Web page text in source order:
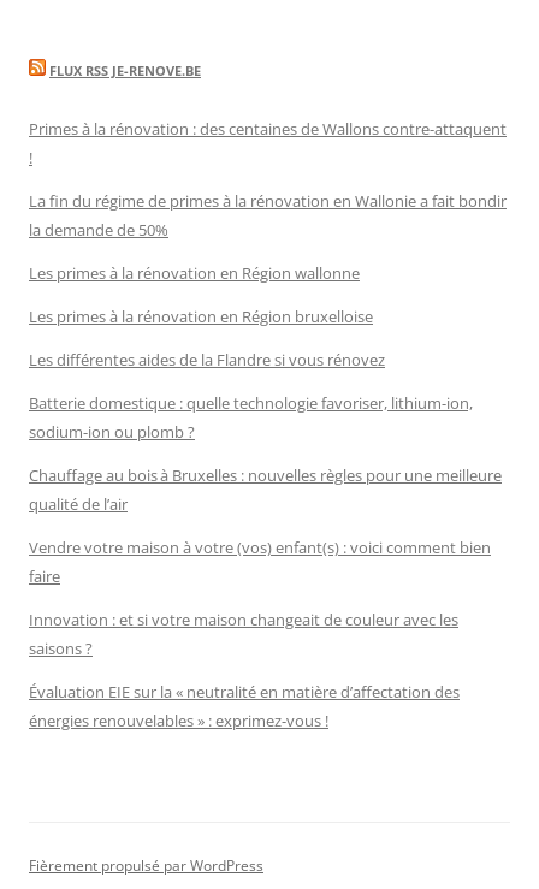
FLUX RSS JE-RENOVE.BE
Primes à la rénovation : des centaines de Wallons contre-attaquent
!
La fin du régime de primes à la rénovation en Wallonie a fait bondir
la demande de 50%
Les primes à la rénovation en Région wallonne
Les primes à la rénovation en Région bruxelloise
Les différentes aides de la Flandre si vous rénovez
Batterie domestique : quelle technologie favoriser, lithium-ion,
sodium-ion ou plomb ?
Chauffage au bois à Bruxelles : nouvelles règles pour une meilleure
qualité de l’air
Vendre votre maison à votre (vos) enfant(s) : voici comment bien
faire
Innovation : et si votre maison changeait de couleur avec les
saisons ?
Évaluation EIE sur la « neutralité en matière d’affectation des
énergies renouvelables » : exprimez-vous !
Fièrement propulsé par WordPress